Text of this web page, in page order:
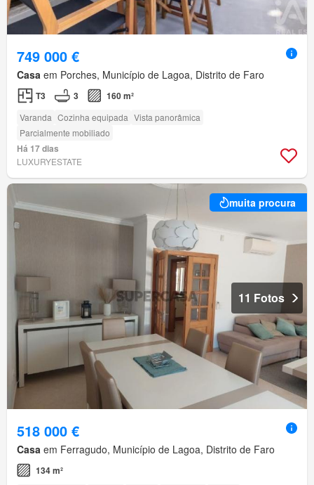
749 000 €
Casa em Porches, Município de Lagoa, Distrito de Faro
T3 3 160 m²
Varanda Cozinha equipada Vista panorâmica
Parcialmente mobiliado
Há 17 dias
LUXURYESTATE
muita procura
11 Fotos
518 000 €
Casa em Ferragudo, Município de Lagoa, Distrito de Faro
134 m²